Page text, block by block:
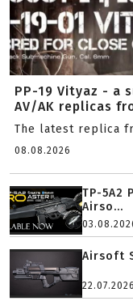
PP-19 Vityaz - a
AV/AK replicas
The latest replica
08.08.2026
TP-5A2
Airso...
Airsoft
22.07.2026